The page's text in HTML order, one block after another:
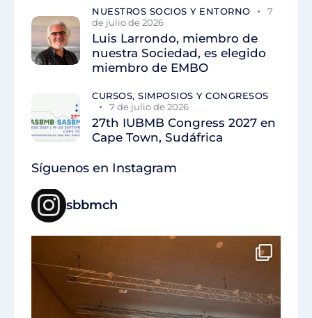
NUESTROS SOCIOS Y ENTORNO
7
de julio de 2026
Luis Larrondo, miembro de
nuestra Sociedad, es elegido
miembro de EMBO
CURSOS, SIMPOSIOS Y CONGRESOS
7 de julio de 2026
27th IUBMB Congress 2027 en
Cape Town, Sudáfrica
Síguenos en Instagram
sbbmch